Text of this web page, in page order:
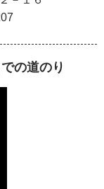
の道のり